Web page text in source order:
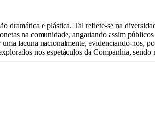
dramática e plástica. Tal reflete-se na
na comunidade, angariando assim
lacuna nacionalmente, evidenciando-nos,
nos espetáculos da Companhia,